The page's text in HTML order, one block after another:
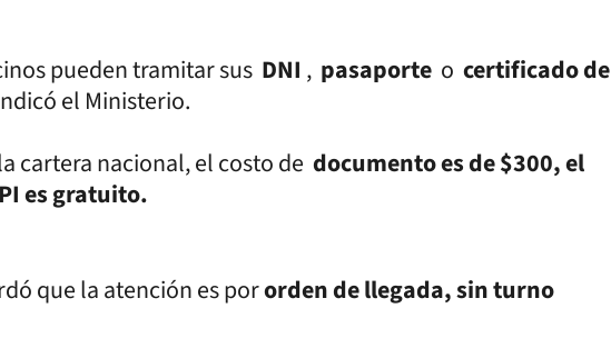
pueden tramitar sus DNI , pasaporte o certificado de
el Ministerio.
cartera nacional, el costo de documento es de $300, el
es gratuito.
que la atención es pororden de llegada, sin turno